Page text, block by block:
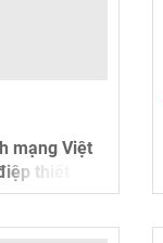
mạng Việt
thiết